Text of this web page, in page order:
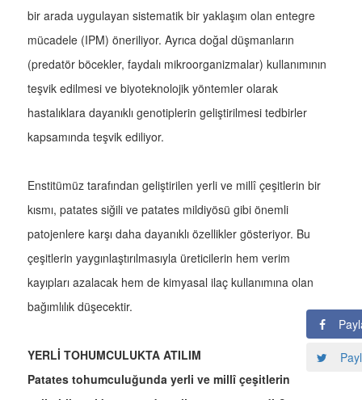
bir arada uygulayan sistematik bir yaklaşım olan entegre
mücadele (IPM) öneriliyor. Ayrıca doğal düşmanların
(predatör böcekler, faydalı mikroorganizmalar) kullanımının
teşvik edilmesi ve biyoteknolojik yöntemler olarak
hastalıklara dayanıklı genotiplerin geliştirilmesi tedbirler
kapsamında teşvik ediliyor.
Enstitümüz tarafından geliştirilen yerli ve millî çeşitlerin bir
kısmı, patates siğili ve patates mildiyösü gibi önemli
patojenlere karşı daha dayanıklı özellikler gösteriyor. Bu
çeşitlerin yaygınlaştırılmasıyla üreticilerin hem verim
kayıpları azalacak hem de kimyasal ilaç kullanımına olan
bağımlılık düşecektir.
YERLİ TOHUMCULUKTA ATILIM
Patates tohumculuğunda yerli ve millî çeşitlerin